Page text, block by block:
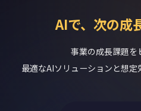
AIで、次の成
事業の成長課題を
最適なAIソリューションと想定